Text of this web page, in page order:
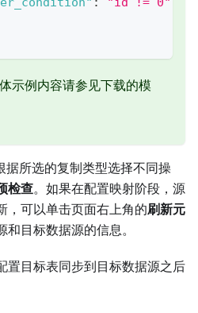
示例内容请参见下载的模
所选的复制类型选择不同操
检查。如果在配置映射阶段，源
，可以单击页面右上角的刷新元
目标数据源的信息。
置目标表同步到目标数据源之后